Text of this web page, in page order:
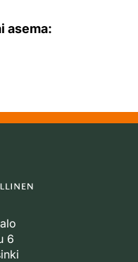
asema:
6